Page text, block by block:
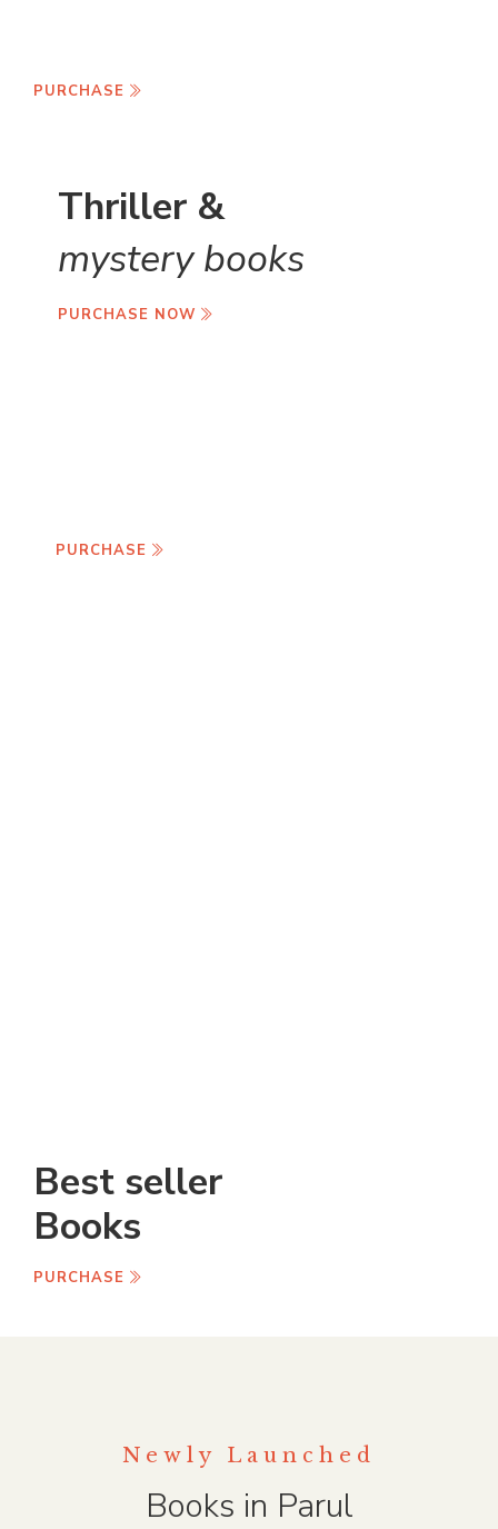
PURCHASE
Thriller &
mystery books
PURCHASE NOW
PURCHASE
Best seller
Books
PURCHASE
Newly Launched
Books in Parul